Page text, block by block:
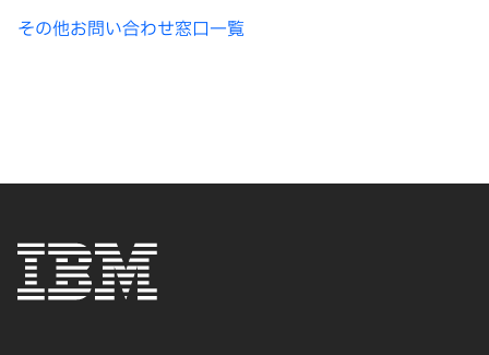
その他お問い合わせ窓口一覧